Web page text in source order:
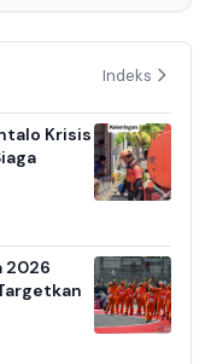
Indeks
Krisis
2026